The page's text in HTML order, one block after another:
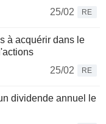
25/02
RE
à acquérir dans le
25/02
RE
dividende annuel le